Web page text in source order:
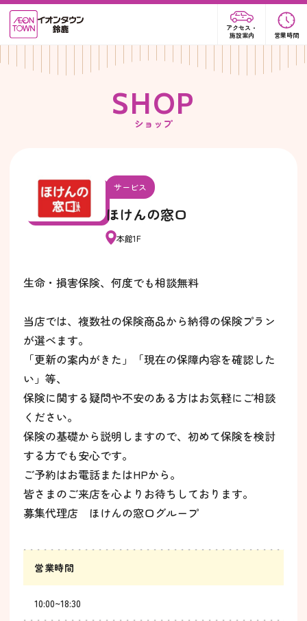
アクセス・
施設案内
営業時間
SHOP
ショップ
サービス
ほけんの窓口
本館1F
生命・損害保険、何度でも相談無料
当店では、複数社の保険商品から納得の保険プラン
が選べます。
「更新の案内がきた」「現在の保障内容を確認した
い」等、
保険に関する疑問や不安のある方はお気軽にご相談
ください。
保険の基礎から説明しますので、初めて保険を検討
する方でも安心です。
ご予約はお電話またはHPから。
皆さまのご来店を心よりお待ちしております。
募集代理店 ほけんの窓口グループ
営業時間
10:00~18:30